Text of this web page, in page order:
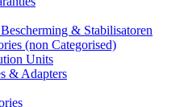
& Stabilisatoren
(non Categorised)
Units
& Adapters